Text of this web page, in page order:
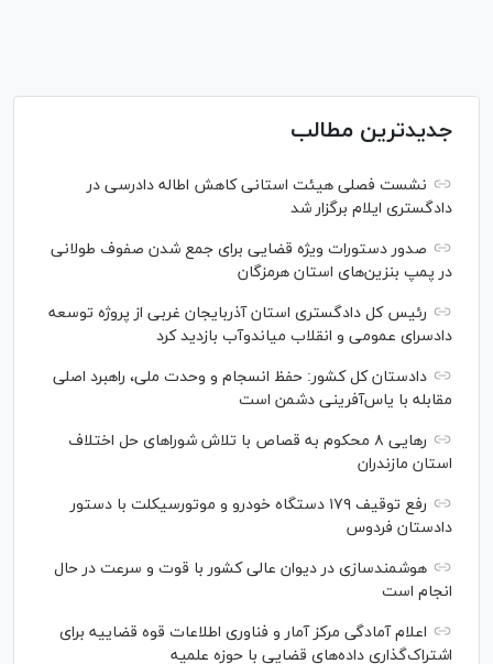
جدیدترین مطالب
نشست فصلی هیئت استانی کاهش اطاله دادرسی در
دادگستری ایلام برگزار شد
صدور دستورات ویژه قضایی برای جمع شدن صفوف طولانی
در پمپ بنزین‌های استان هرمزگان
رئیس کل دادگستری استان آذربایجان غربی از پروژه توسعه
دادسرای عمومی و انقلاب میاندوآب بازدید کرد
دادستان کل کشور: حفظ انسجام و وحدت ملی، راهبرد اصلی
مقابله با یاس‌آفرینی دشمن است
رهایی ۸ محکوم به قصاص با تلاش شورا‌های حل اختلاف
استان مازندران
رفع توقیف ۱۷۹ دستگاه خودرو و موتورسیکلت با دستور
دادستان فردوس
هوشمندسازی در دیوان عالی کشور با قوت و سرعت در حال
انجام است
اعلام آمادگی مرکز آمار و فناوری اطلاعات قوه قضاییه برای
اشتراک‌گذاری داده‌های قضایی با حوزه علمیه